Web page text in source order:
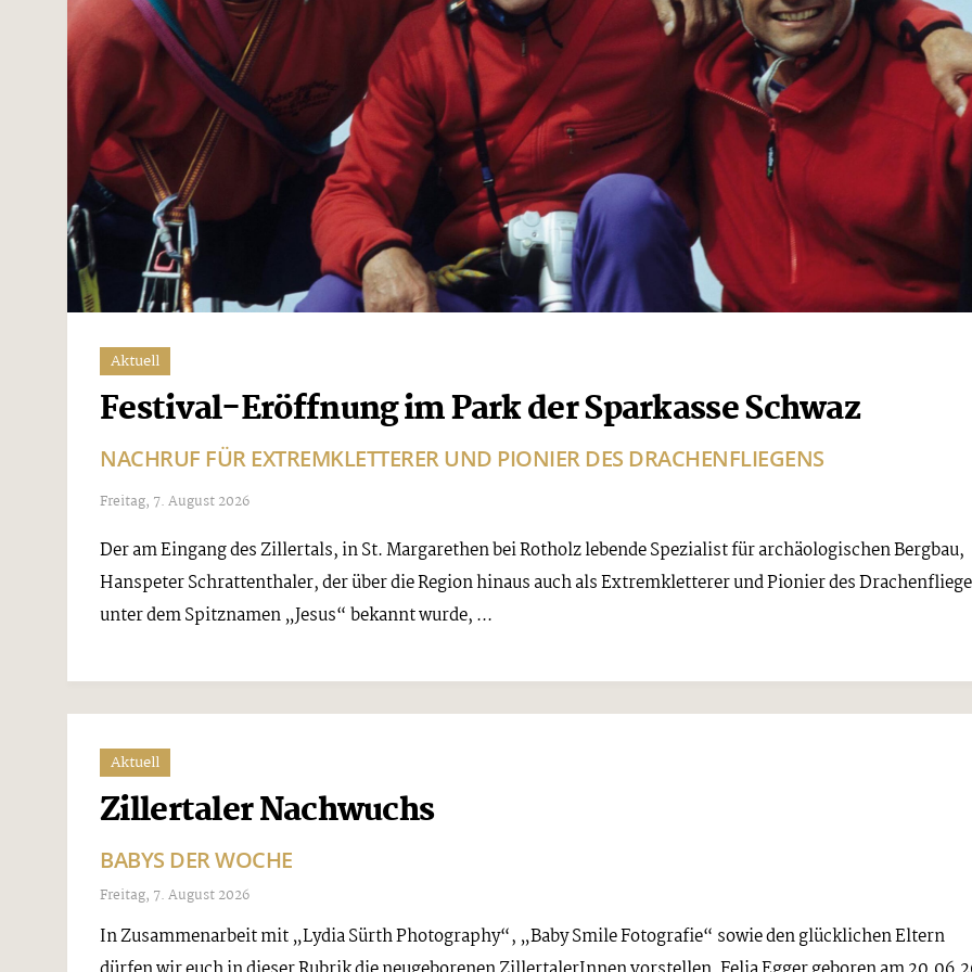
Aktuell
Festival-Eröffnung im Park der Sparkasse Schwaz
NACHRUF FÜR EXTREMKLETTERER UND PIONIER DES DRACHENFLIEGENS
Freitag, 7. August 2026
Der am Eingang des Zillertals, in St. Margarethen bei Rotholz lebende Spezialist für archäologischen Bergbau,
Hanspeter Schrattenthaler, der über die Region hinaus auch als Extremkletterer und Pionier des
unter dem Spitznamen „Jesus“ bekannt wurde, ...
Aktuell
Zillertaler Nachwuchs
BABYS DER WOCHE
Freitag, 7. August 2026
In Zusammenarbeit mit „Lydia Sürth Photography“, „Baby Smile Fotografie“ sowie den glücklichen Eltern